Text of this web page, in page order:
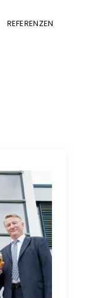
REFERENZEN